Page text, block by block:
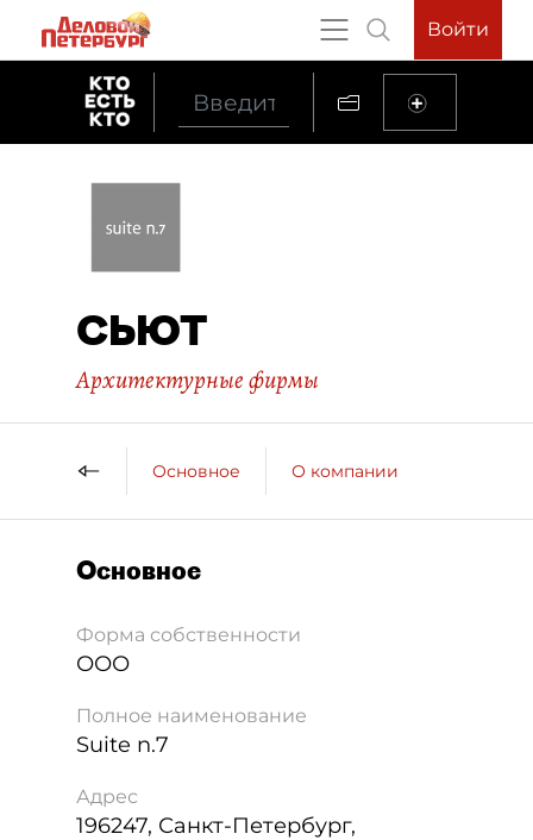
Войти
СЬЮТ
Архитектурные фирмы
Основное О компании
Основное
Форма собственности
ООО
Полное наименование
Suite n.7
Адрес
196247, Санкт-Петербург,